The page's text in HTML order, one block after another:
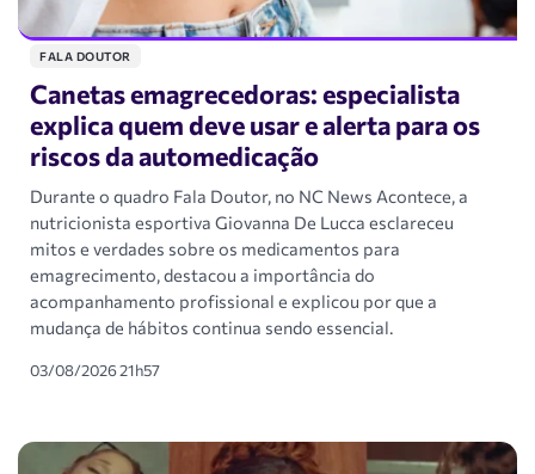
FALA DOUTOR
Canetas emagrecedoras: especialista
explica quem deve usar e alerta para os
riscos da automedicação
Durante o quadro Fala Doutor, no NC News Acontece, a
nutricionista esportiva Giovanna De Lucca esclareceu
mitos e verdades sobre os medicamentos para
emagrecimento, destacou a importância do
acompanhamento profissional e explicou por que a
mudança de hábitos continua sendo essencial.
03/08/2026 21h57